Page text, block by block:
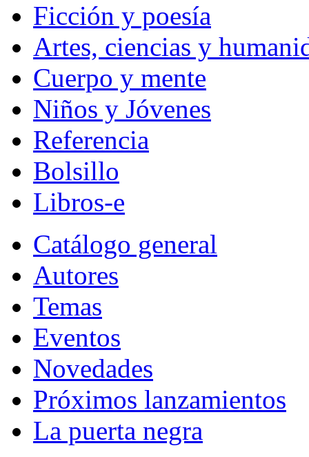
Ficción y poesía
Artes, ciencias y
Cuerpo y mente
Niños y Jóvenes
Referencia
Bolsillo
Libros-e
Catálogo general
Autores
Temas
Eventos
Novedades
Próximos lanzamientos
La puerta negra